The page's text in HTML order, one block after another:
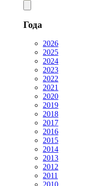
Года
2026
2025
2024
2023
2022
2021
2020
2019
2018
2017
2016
2015
2014
2013
2012
2011